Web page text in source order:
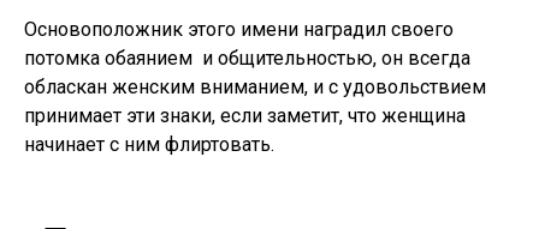
Основоположник этого имени наградил своего
потомка обаянием и общительностью, он всегда
обласкан женским вниманием, и с удовольствием
принимает эти знаки, если заметит, что женщина
начинает с ним флиртовать.